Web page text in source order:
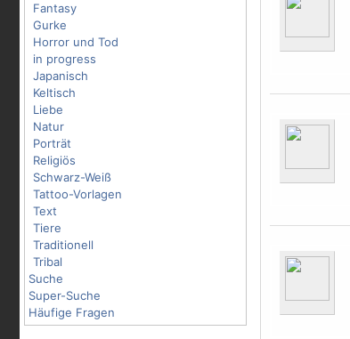
Fantasy
Gurke
Horror und Tod
in progress
Japanisch
Keltisch
Liebe
Natur
Porträt
Religiös
Schwarz-Weiß
Tattoo-Vorlagen
Text
Tiere
Traditionell
Tribal
Suche
Super-Suche
Häufige Fragen